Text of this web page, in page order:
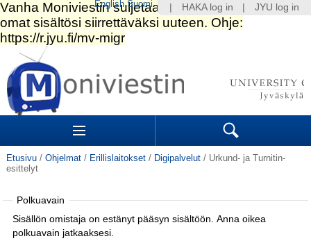
Siirry
sisältöön.
|
Siirry
navigointiin
Sections Search
Etusivu / Ohjelmat / Erillislaitokset / Digipalvelut / Urkund- ja Turnitin-
esittelyt
Polkuavain
Sisällön omistaja on estänyt pääsyn sisältöön. Anna oikea
polkuavain jatkaaksesi.
HAKA log in JYU log in
English Suomi